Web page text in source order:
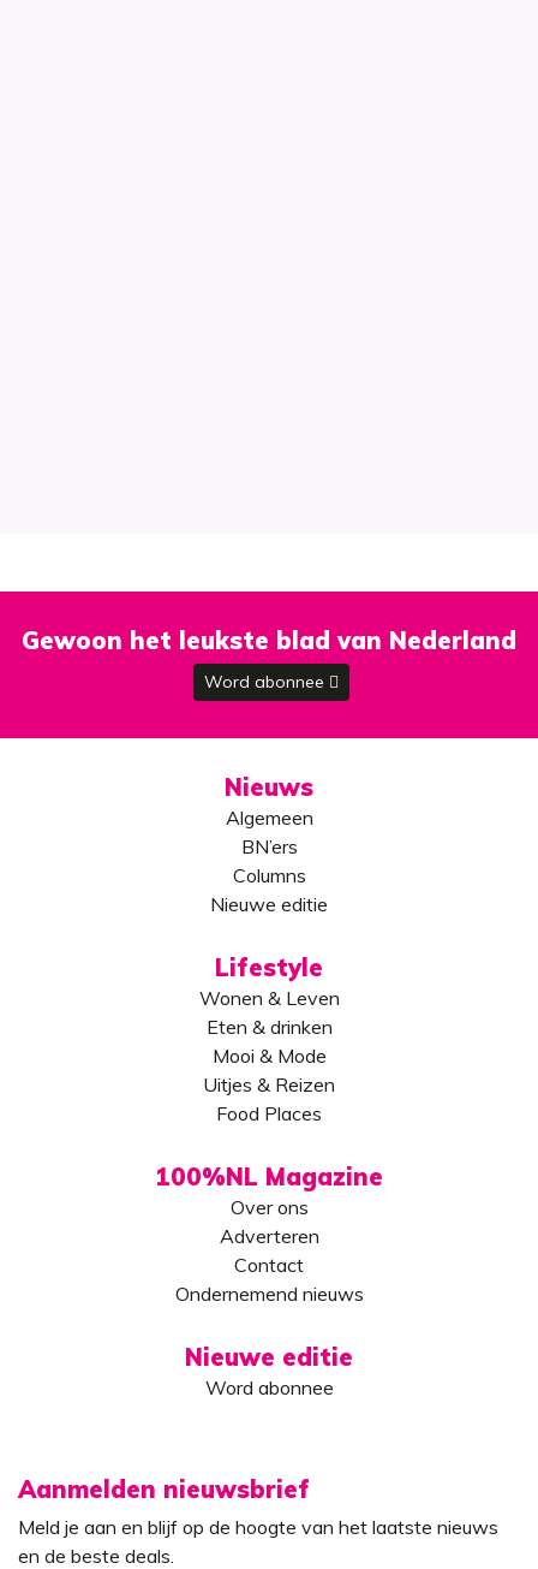
Gewoon het leukste blad van Nederland
Word abonnee
Nieuws
Algemeen
BN’ers
Columns
Nieuwe editie
Lifestyle
Wonen & Leven
Eten & drinken
Mooi & Mode
Uitjes & Reizen
Food Places
100%NL Magazine
Over ons
Adverteren
Contact
Ondernemend nieuws
Nieuwe editie
Word abonnee
Aanmelden nieuwsbrief
Meld je aan en blijf op de hoogte van het laatste nieuws
en de beste deals.